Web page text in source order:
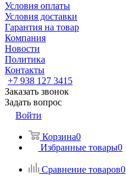
Условия оплаты
Условия доставки
Гарантия на товар
Компания
Новости
Политика
Контакты
+7 938 127 3415
Заказать звонок
Задать вопрос
Войти
Корзина0
Избранные товары0
Сравнение товаров0